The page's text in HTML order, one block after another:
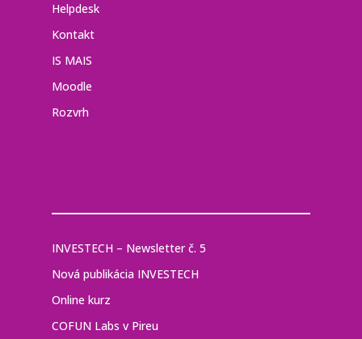
Helpdesk
Kontakt
IS MAIS
Moodle
Rozvrh
INVESTECH – Newsletter č. 5
Nová publikácia INVESTECH
Online kurz
COFUN Labs v Pireu